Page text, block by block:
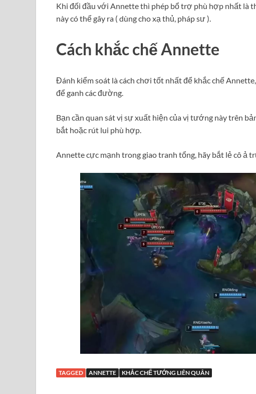
Khi đối đầu với Annette thì phép bổ trợ phù hợp nhất là
này có thể gây ra ( dùng cho xạ thủ, pháp sư ).
Cách khắc chế Annette
Đánh kiểm soát là cách chơi tốt nhất để khắc chế
để ganh các đường.
Bạn cần quan sát vị sự xuất hiện của vị tướng này trên
bắt hoặc rút lui phù hợp.
Annette cực mạnh trong giao tranh tổng, hãy bắt lẻ cô ả
TAGGED ANNETTE KHẮC CHẾ TƯỚNG LIÊN QUÂN